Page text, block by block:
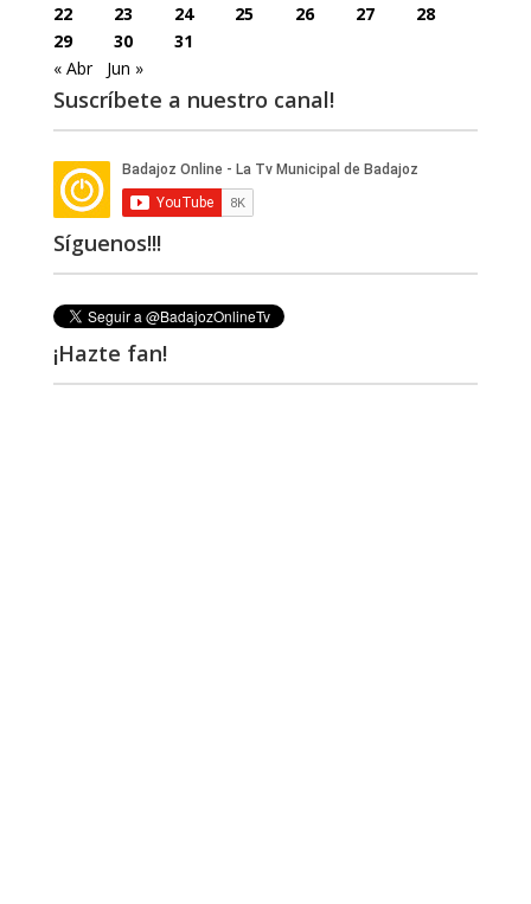
22
23 24 25 26 27
28
29
30
31
« Abr
Jun »
Suscríbete a nuestro canal!
Síguenos!!!
¡Hazte fan!